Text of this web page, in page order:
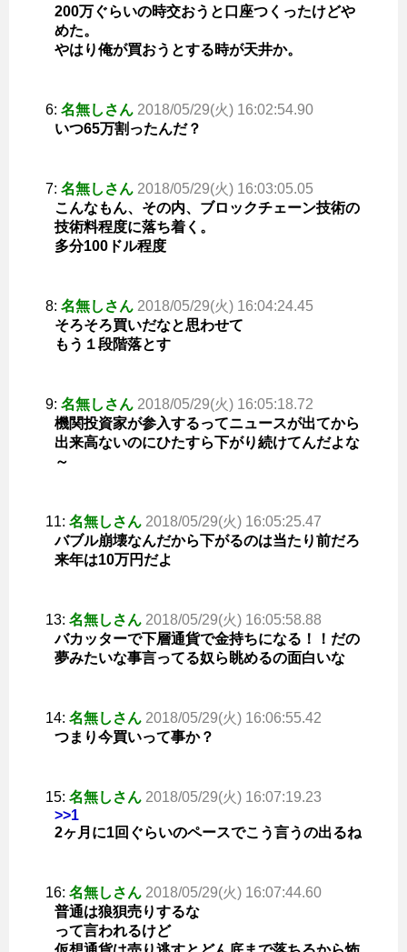
200万ぐらいの時交おうと口座つくったけどや
めた。
やはり俺が買おうとする時が天井か。
6: 名無しさん 2018/05/29(火) 16:02:54.90
いつ65万割ったんだ？
7: 名無しさん 2018/05/29(火) 16:03:05.05
こんなもん、その内、ブロックチェーン技術の
技術料程度に落ち着く。
多分100ドル程度
8: 名無しさん 2018/05/29(火) 16:04:24.45
そろそろ買いだなと思わせて
もう１段階落とす
9: 名無しさん 2018/05/29(火) 16:05:18.72
機関投資家が参入するってニュースが出てから
出来高ないのにひたすら下がり続けてんだよな
～
11: 名無しさん 2018/05/29(火) 16:05:25.47
バブル崩壊なんだから下がるのは当たり前だろ
来年は10万円だよ
13: 名無しさん 2018/05/29(火) 16:05:58.88
バカッターで下層通貨で金持ちになる！！だの
夢みたいな事言ってる奴ら眺めるの面白いな
14: 名無しさん 2018/05/29(火) 16:06:55.42
つまり今買いって事か？
15: 名無しさん 2018/05/29(火) 16:07:19.23
>>1
2ヶ月に1回ぐらいのペースでこう言うの出るね
16: 名無しさん 2018/05/29(火) 16:07:44.60
普通は狼狽売りするな
って言われるけど